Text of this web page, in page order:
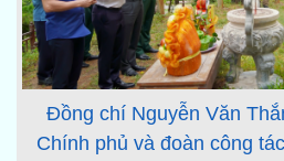
Đồng chí Nguyễn Văn
Chính phủ và đoàn công